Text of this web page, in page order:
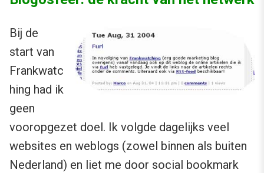
Bij de
start van
Frankwatc
hing had ik
geen
vooropgezet doel. Ik volgde dagelijks veel
websites en weblogs (zowel binnen als buiten
Nederland) en liet me door social bookmark